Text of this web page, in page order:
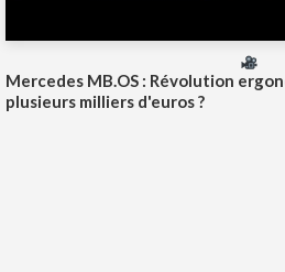
Mercedes MB.OS : Révolution
plusieurs milliers d'euros ?